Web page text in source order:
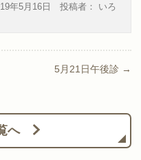
年5月16日 投稿者： いろ
5月21日午後診 →
へ